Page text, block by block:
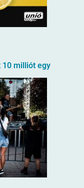
10 milliót egy